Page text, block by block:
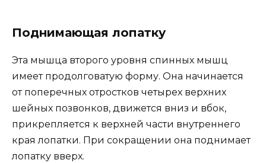
Поднимающая лопатку
Эта мышца второго уровня спинных мышц
имеет продолговатую форму. Она начинается
от поперечных отростков четырех верхних
шейных позвонков, движется вниз и вбок,
прикрепляется к верхней части внутреннего
края лопатки. При сокращении она поднимает
лопатку вверх.